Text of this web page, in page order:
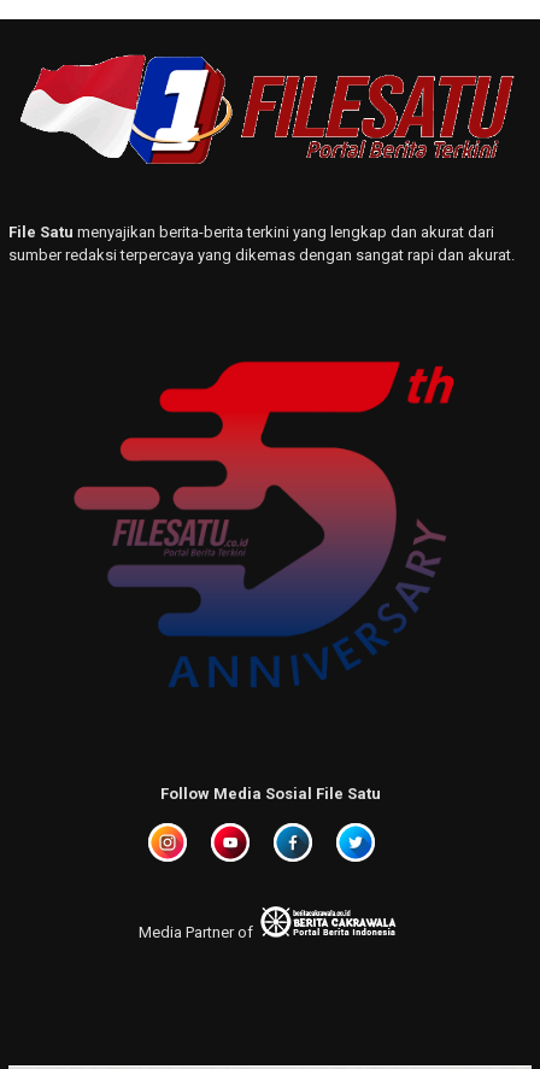
File Satu menyajikan berita-berita terkini yang lengkap dan akurat dari
sumber redaksi terpercaya yang dikemas dengan sangat rapi dan akurat.
Follow Media Sosial File Satu
Media Partner of